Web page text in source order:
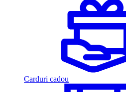
Carduri cadou